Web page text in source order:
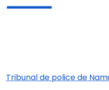
Tribunal de police de